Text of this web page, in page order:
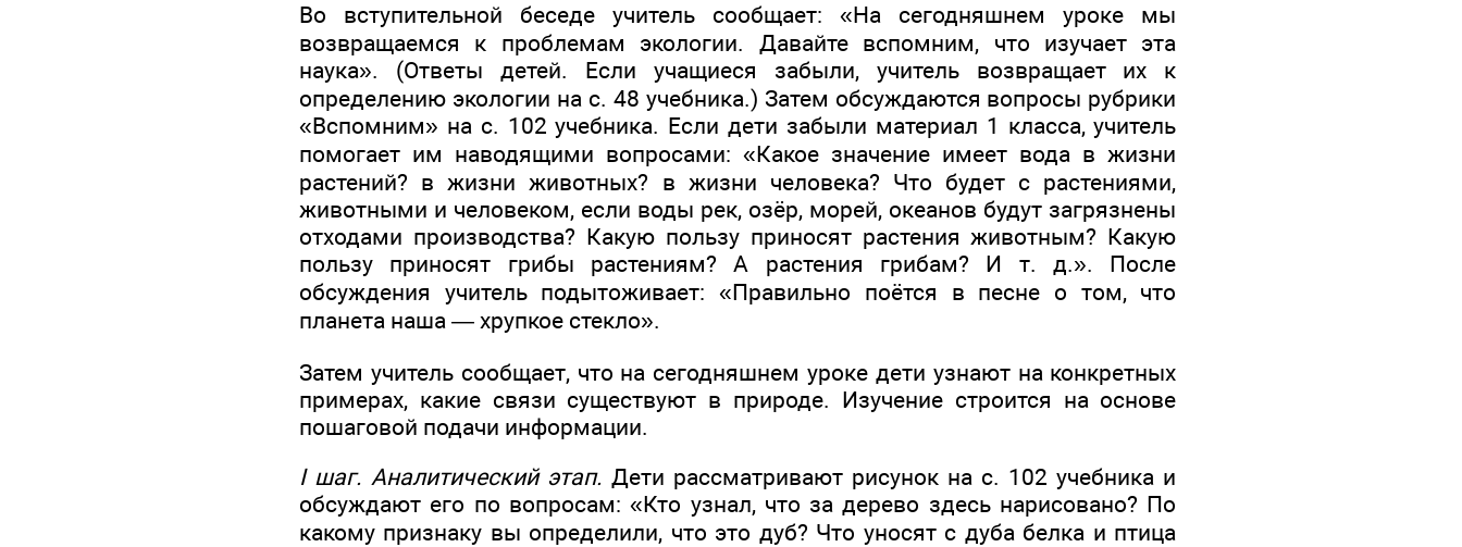
Во вступительной беседе учитель сообщает: «На сегодняшнем уроке мы
возвращаемся к проблемам экологии. Давайте вспомним, что изучает эта
наука». (Ответы детей. Если учащиеся забыли, учитель возвращает их к
определению экологии на с. 48 учебника.) Затем обсуждаются вопросы рубрики
«Вспомним» на с. 102 учебника. Если дети забыли материал 1 класса, учитель
помогает им наводящими вопросами: «Какое значение имеет вода в жизни
растений? в жизни животных? в жизни человека? Что будет с растениями,
животными и человеком, если воды рек, озёр, морей, океанов будут загрязнены
отходами производства? Какую пользу приносят растения животным? Какую
пользу приносят грибы растениям? А растения грибам? И т. д.». После
обсуждения учитель подытоживает: «Правильно поётся в песне о том, что
планета наша — хрупкое стекло».
Затем учитель сообщает, что на сегодняшнем уроке дети узнают на конкретных
примерах, какие связи существуют в природе. Изучение строится на основе
пошаговой подачи информации.
I шаг. Аналитический этап. Дети рассматривают рисунок на с. 102 учебника и
обсуждают его по вопросам: «Кто узнал, что за дерево здесь нарисовано? По
какому признаку вы определили, что это дуб? Что уносят с дуба белка и птица